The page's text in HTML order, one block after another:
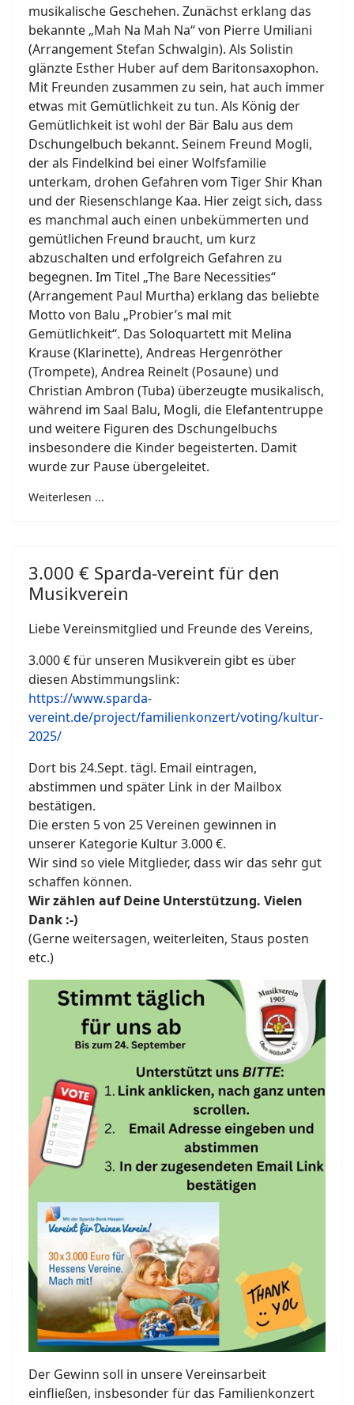
musikalische Geschehen. Zunächst erklang das
bekannte „Mah Na Mah Na“ von Pierre Umiliani
(Arrangement Stefan Schwalgin). Als Solistin
glänzte Esther Huber auf dem Baritonsaxophon.
Mit Freunden zusammen zu sein, hat auch immer
etwas mit Gemütlichkeit zu tun. Als König der
Gemütlichkeit ist wohl der Bär Balu aus dem
Dschungelbuch bekannt. Seinem Freund Mogli,
der als Findelkind bei einer Wolfsfamilie
unterkam, drohen Gefahren vom Tiger Shir Khan
und der Riesenschlange Kaa. Hier zeigt sich, dass
es manchmal auch einen unbekümmerten und
gemütlichen Freund braucht, um kurz
abzuschalten und erfolgreich Gefahren zu
begegnen. Im Titel „The Bare Necessities“
(Arrangement Paul Murtha) erklang das beliebte
Motto von Balu „Probier’s mal mit
Gemütlichkeit“. Das Soloquartett mit Melina
Krause (Klarinette), Andreas Hergenröther
(Trompete), Andrea Reinelt (Posaune) und
Christian Ambron (Tuba) überzeugte musikalisch,
während im Saal Balu, Mogli, die Elefantentruppe
und weitere Figuren des Dschungelbuchs
insbesondere die Kinder begeisterten. Damit
wurde zur Pause übergeleitet.
Weiterlesen ...
3.000 € Sparda-vereint für den
Musikverein
Liebe Vereinsmitglied und Freunde des Vereins,
3.000 € für unseren Musikverein gibt es über
diesen Abstimmungslink:
https://www.sparda-
vereint.de/project/familienkonzert/voting/kultur-
2025/
Dort bis 24.Sept. tägl. Email eintragen,
abstimmen und später Link in der Mailbox
bestätigen.
Die ersten 5 von 25 Vereinen gewinnen in
unserer Kategorie Kultur 3.000 €.
Wir sind so viele Mitglieder, dass wir das sehr gut
schaffen können.
Wir zählen auf Deine Unterstützung. Vielen
Dank :-)
(Gerne weitersagen, weiterleiten, Staus posten
etc.)
Der Gewinn soll in unsere Vereinsarbeit
einfließen, insbesonder für das Familienkonzert